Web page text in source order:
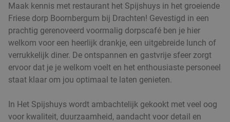
Maak kennis met restaurant het Spijshuys in het groeiende
Friese dorp Boornbergum bij Drachten! Gevestigd in een
prachtig gerenoveerd voormalig dorpscafé ben je hier
welkom voor een heerlijk drankje, een uitgebreide lunch of
verrukkelijk diner. De ontspannen en gastvrije sfeer zorgt
ervoor dat je je welkom voelt en het enthousiaste personeel
staat klaar om jou optimaal te laten genieten.
In Het Spijshuys wordt ambachtelijk gekookt met veel oog
voor kwaliteit, duurzaamheid, aandacht voor detail en